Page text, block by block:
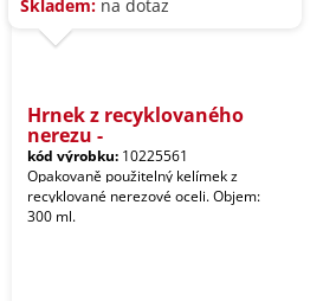
Skladem: na dotaz
Hrnek z recyklovaného
nerezu -
kód výrobku: 10225561
Opakovaně použitelný kelímek z
recyklované nerezové oceli. Objem:
300 ml.